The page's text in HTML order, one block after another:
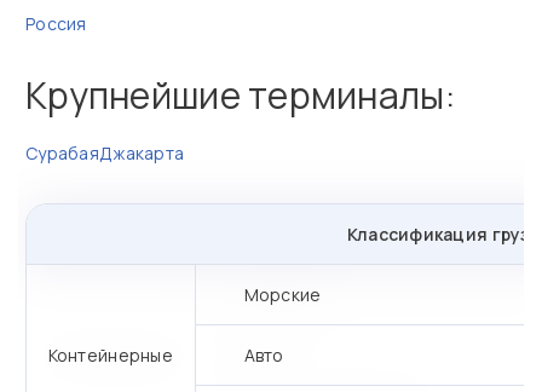
Россия
Крупнейшие терминалы:
СурабаяДжакарта
Классификация
Контейнерные
Морские
Авто